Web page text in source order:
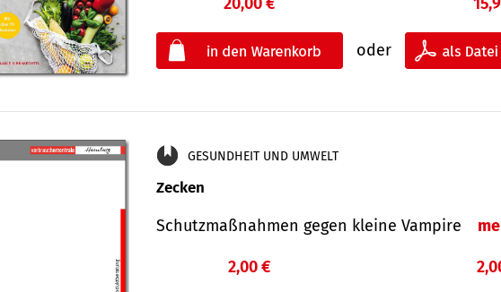
oder
GESUNDHEIT UND UMWELT
Zecken
Schutz­maß­nahmen gegen kleine Vampire
2,00 €